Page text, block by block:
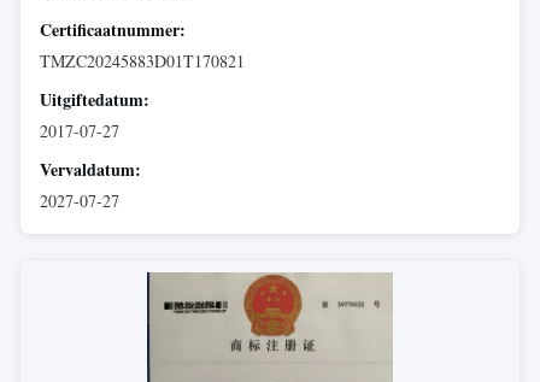
Certificaatnummer:
TMZC20245883D01T170821
Uitgiftedatum:
2017-07-27
Vervaldatum:
2027-07-27